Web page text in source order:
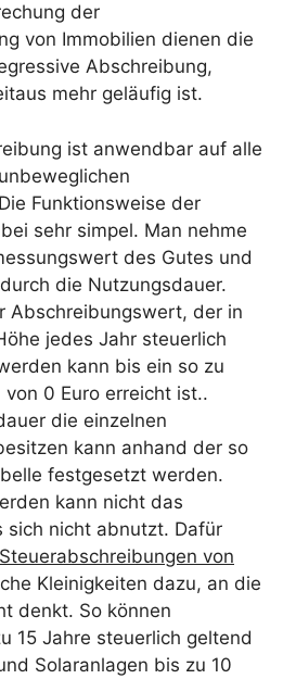
der
von Immobilien dienen die
Abschreibung,
mehr geläufig ist.
ist anwendbar auf alle
Funktionsweise der
sehr simpel. Man nehme
des Gutes und
die Nutzungsdauer.
Abschreibungswert, der in
jedes Jahr steuerlich
kann bis ein so zu
0 Euro erreicht ist..
die einzelnen
kann anhand der so
festgesetzt werden.
kann nicht das
sich nicht abnutzt. Dafür
Steuerabschreibungen von
Kleinigkeiten dazu, an die
denkt. So können
15 Jahre steuerlich geltend
Solaranlagen bis zu 10